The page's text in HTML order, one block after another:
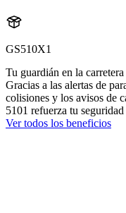
GS510X1
Tu guardián en la carretera
Gracias a las alertas de
colisiones y los avisos de
5101 refuerza tu
Ver todos los beneficios